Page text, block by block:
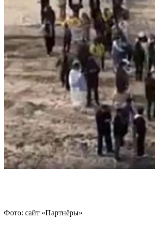
Фото: сайт «Партнёры»